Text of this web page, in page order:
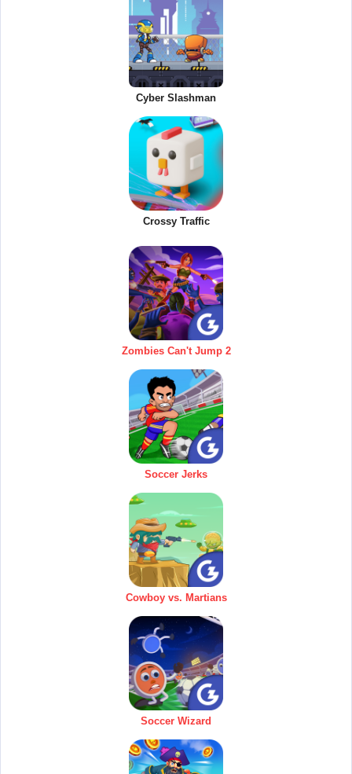
Cyber Slashman
Crossy Traffic
Zombies Can't Jump 2
Soccer Jerks
Cowboy vs. Martians
Soccer Wizard